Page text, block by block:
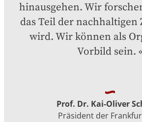
hinausgehen. Wir
das Teil der nachhaltigen
wird. Wir können als
Vorbild sein.
Prof. Dr. Kai-Oliver
Präsident der